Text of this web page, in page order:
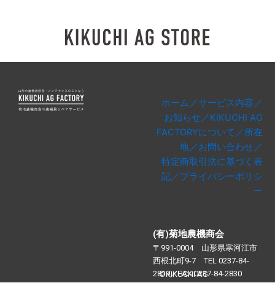
ホーム／サービス内容／
お知らせ／KIKUCHI AG
FACTORYについて／所在
地／お問い合わせ／
特定商取引法に基づく表
記／プライバシーポリシ
ー
(有)菊地農機商会
〒991-0004 山形県寒河江市
西根北町9-7 TEL 0237-84-
2819／FAX 0237-84-2830
©︎KIKUCHI AG